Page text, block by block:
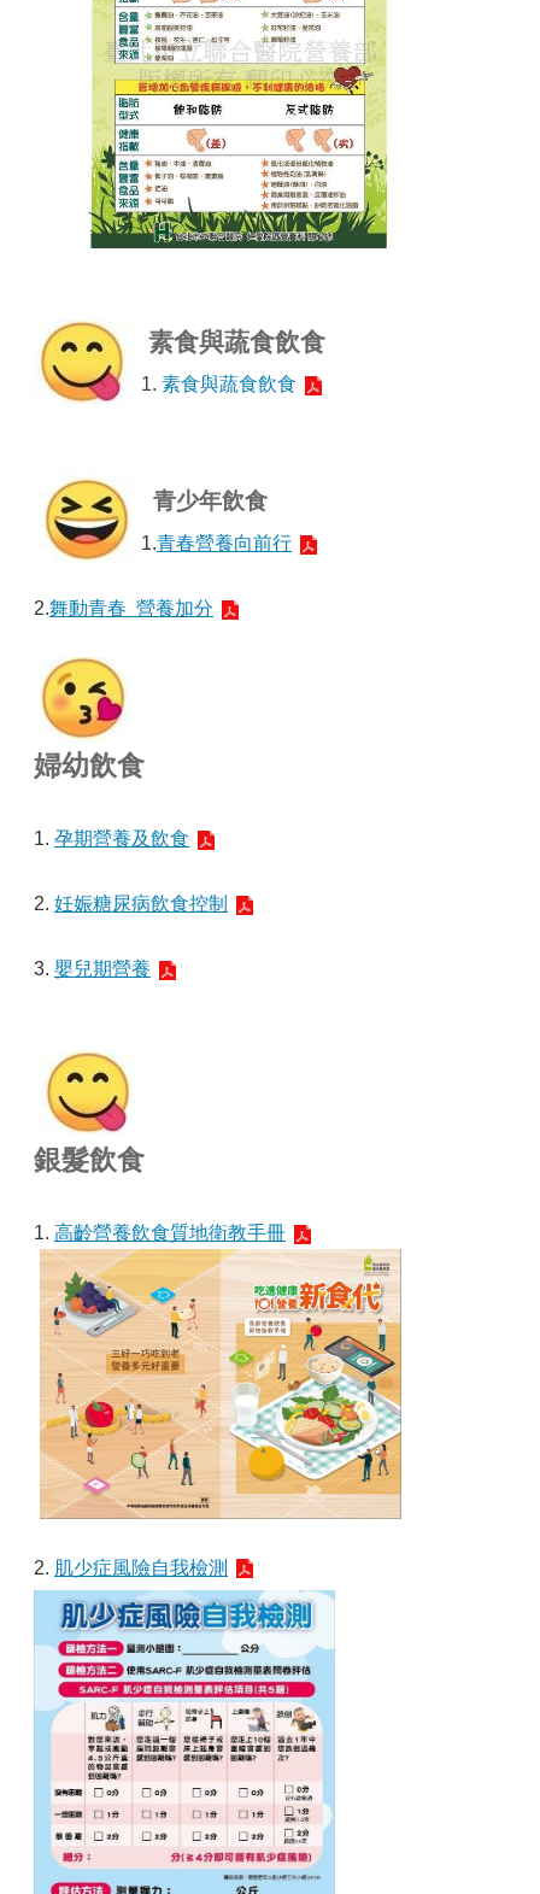
素食與蔬食飲食
1. 素食與蔬食飲食
青少年飲食
1.青春營養向前行
2.舞動青春 營養加分
婦幼飲食
1. 孕期營養及飲食
2. 妊娠糖尿病飲食控制
3. 嬰兒期營養
銀髮飲食
1. 高齡營養飲食質地衛教手冊
2. 肌少症風險自我檢測